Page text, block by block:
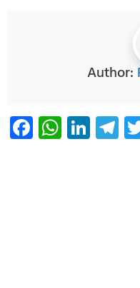
Author:
Facebook